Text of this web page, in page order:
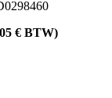
€ BTW)